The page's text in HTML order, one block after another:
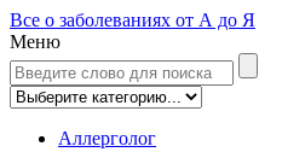
Все о заболеваниях от А до Я
Меню
Аллерголог